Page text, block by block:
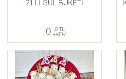
21 Lİ GÜL BUKETİ
0 ,0 TL
+KDV